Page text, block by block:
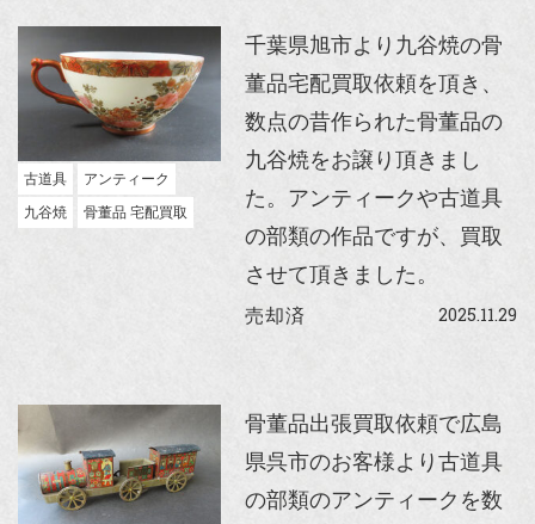
古道具
アンティーク
九谷焼
骨董品 宅配買取
千葉県旭市より九谷焼の骨
董品宅配買取依頼を頂き、
数点の昔作られた骨董品の
九谷焼をお譲り頂きまし
た。アンティークや古道具
の部類の作品ですが、買取
させて頂きました。
売却済 2025.11.29
骨董品出張買取依頼で広島
県呉市のお客様より古道具
の部類のアンティークを数